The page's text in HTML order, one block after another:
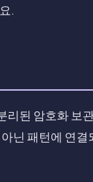
.
된 암호화 보
닌 패턴에 연